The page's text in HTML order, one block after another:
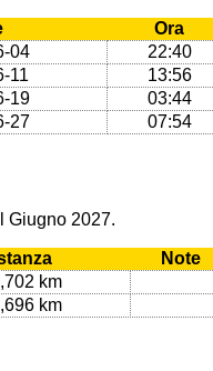
Ora
04
22:40
11
13:56
19
03:44
27 07:54
Giugno 2027.
Note
km
km